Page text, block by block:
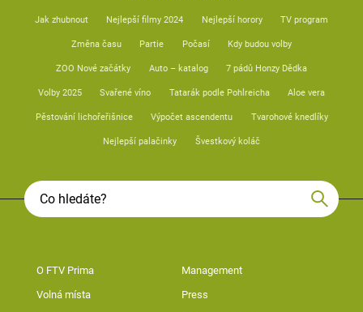
Jak zhubnout Nejlepší filmy 2024 Nejlepší horory TV program
Změna času Partie Počasí Kdy budou volby
ZOO Nové začátky Auto – katalog 7 pádů Honzy Dědka
Volby 2025 Svařené víno Tatarák podle Pohlreicha Aloe vera
Pěstování lichořeřišnice Výpočet ascendentu Tvarohové knedlíky
Nejlepší palačinky Švestkový koláč
O FTV Prima Management
Volná místa Press